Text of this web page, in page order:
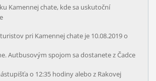
Kamennej chate, kde sa uskutoční
pri Kamennej chate je 10.08.2019 o
Autbusovým spojom sa dostanete z Čadce
o 12:35 hodiny alebo z Rakovej